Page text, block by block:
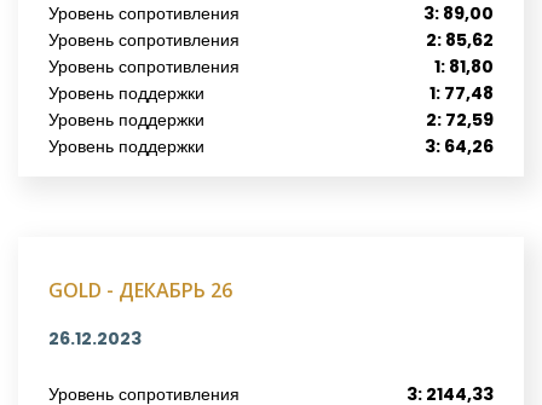
Уровень сопротивления
3: 89,00
Уровень сопротивления
2: 85,62
Уровень сопротивления
1: 81,80
Уровень поддержки
1: 77,48
Уровень поддержки
2: 72,59
Уровень поддержки
3: 64,26
GOLD - ДЕКАБРЬ 26
26.12.2023
Уровень сопротивления
3: 2144,33